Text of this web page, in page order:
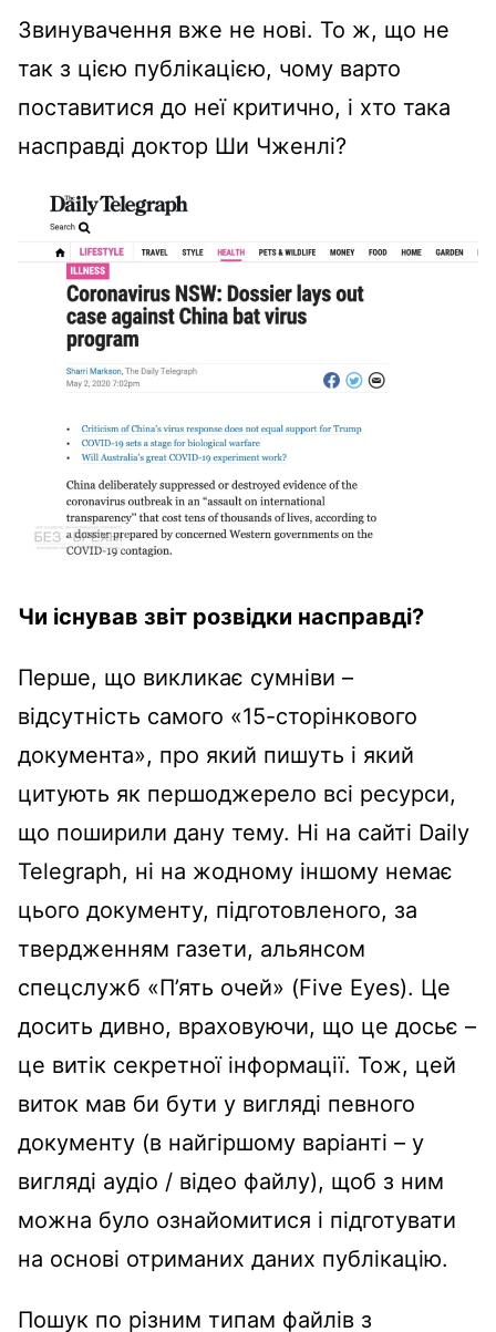
Звинувачення вже не нові. То ж, що не
так з цією публікацією, чому варто
поставитися до неї критично, і хто така
насправді доктор Ши Чженлі?
Чи існував звіт розвідки насправді?
Перше, що викликає сумніви –
відсутність самого «15-сторінкового
документа», про який пишуть і який
цитують як першоджерело всі ресурси,
що поширили дану тему. Ні на сайті Daily
Telegraph, ні на жодному іншому немає
цього документу, підготовленого, за
твердженням газети, альянсом
спецслужб «П’ять очей» (Five Eyes). Це
досить дивно, враховуючи, що це досьє –
це витік секретної інформації. Тож, цей
виток мав би бути у вигляді певного
документу (в найгіршому варіанті – у
вигляді аудіо / відео файлу), щоб з ним
можна було ознайомитися і підготувати
на основі отриманих даних публікацію.
Пошук по різним типам файлів з